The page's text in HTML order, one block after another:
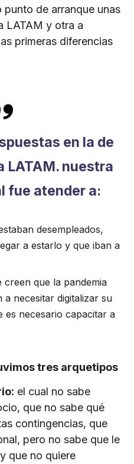
de arranque unas
LATAM y otra a
primeras diferencias
en la de
LATAM. nuestra
fue atender a:
desempleados,
a estarlo y que iban a
creen que la pandemia
necesitar digitalizar su
es necesario capacitar a
tres arquetipos
el cual no sabe
que no sabe qué
contingencias, que
pero no sabe que le
que no quiere